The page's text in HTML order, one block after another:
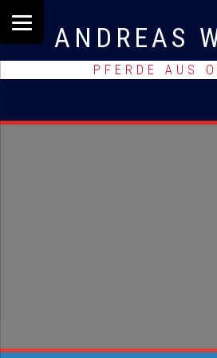
ANDREAS
PFERDE AUS